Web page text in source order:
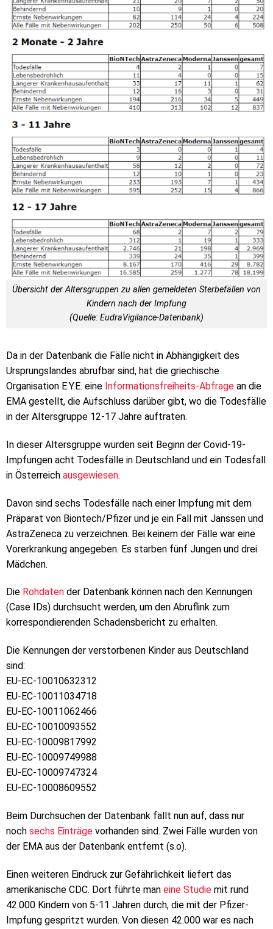
Übersicht der Altersgruppen zu allen gemeldeten Sterbefällen von
Kindern nach der Impfung
(Quelle: EudraVigilance-Datenbank)
Da in der Datenbank die Fälle nicht in Abhängigkeit des
Ursprungslandes abrufbar sind, hat die griechische
Organisation E.Y.E. eine Informationsfreiheits-Abfrage an die
EMA gestellt, die Aufschluss darüber gibt, wo die Todesfälle
in der Altersgruppe 12-17 Jahre auftraten.
In dieser Altersgruppe wurden seit Beginn der Covid-19-
Impfungen acht Todesfälle in Deutschland und ein Todesfall
in Österreich ausgewiesen.
Davon sind sechs Todesfälle nach einer Impfung mit dem
Präparat von Biontech/Pfizer und je ein Fall mit Janssen und
AstraZeneca zu verzeichnen. Bei keinem der Fälle war eine
Vorerkrankung angegeben. Es starben fünf Jungen und drei
Mädchen.
Die Rohdaten der Datenbank können nach den Kennungen
(Case IDs) durchsucht werden, um den Abruflink zum
korrespondierenden Schadensbericht zu erhalten.
Die Kennungen der verstorbenen Kinder aus Deutschland
sind:
EU-EC-10010632312
EU-EC-10011034718
EU-EC-10011062466
EU-EC-10010093552
EU-EC-10009817992
EU-EC-10009749988
EU-EC-10009747324
EU-EC-10008609552
Beim Durchsuchen der Datenbank fällt nun auf, dass nur
noch sechs Einträge vorhanden sind. Zwei Fälle wurden von
der EMA aus der Datenbank entfernt (s.o).
Einen weiteren Eindruck zur Gefährlichkeit liefert das
amerikanische CDC. Dort führte man eine Studie mit rund
42.000 Kindern von 5-11 Jahren durch, die mit der Pfizer-
Impfung gespritzt wurden. Von diesen 42.000 war es nach